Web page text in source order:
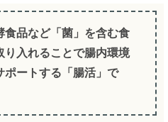
食品など「菌」を含む食
り入れることで腸内環境
ポートする「腸活」で